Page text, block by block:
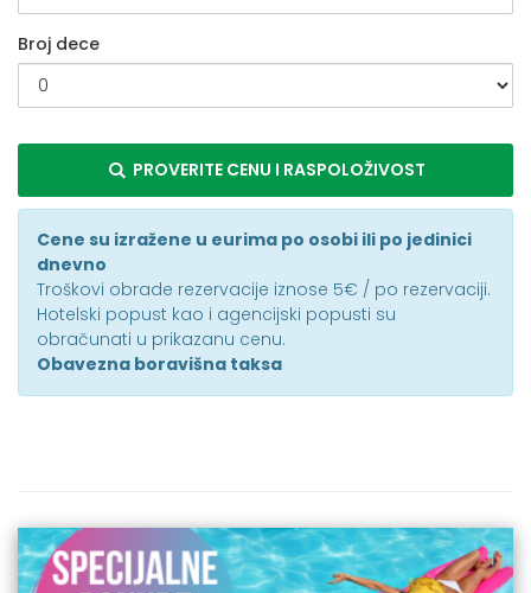
Broj dece
PROVERITE CENU I RASPOLOŽIVOST
Cene su izražene u eurima po osobi ili po jedinici
dnevno
Troškovi obrade rezervacije iznose 5€ / po rezervaciji.
Hotelski popust kao i agencijski popusti su
obračunati u prikazanu cenu.
Obavezna boravišna taksa